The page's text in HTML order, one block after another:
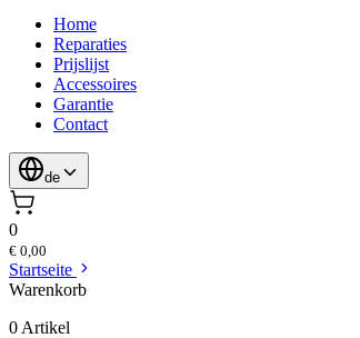
Home
Reparaties
Prijslijst
Accessoires
Garantie
Contact
de
0
€ 0,00
Startseite
Warenkorb
0 Artikel